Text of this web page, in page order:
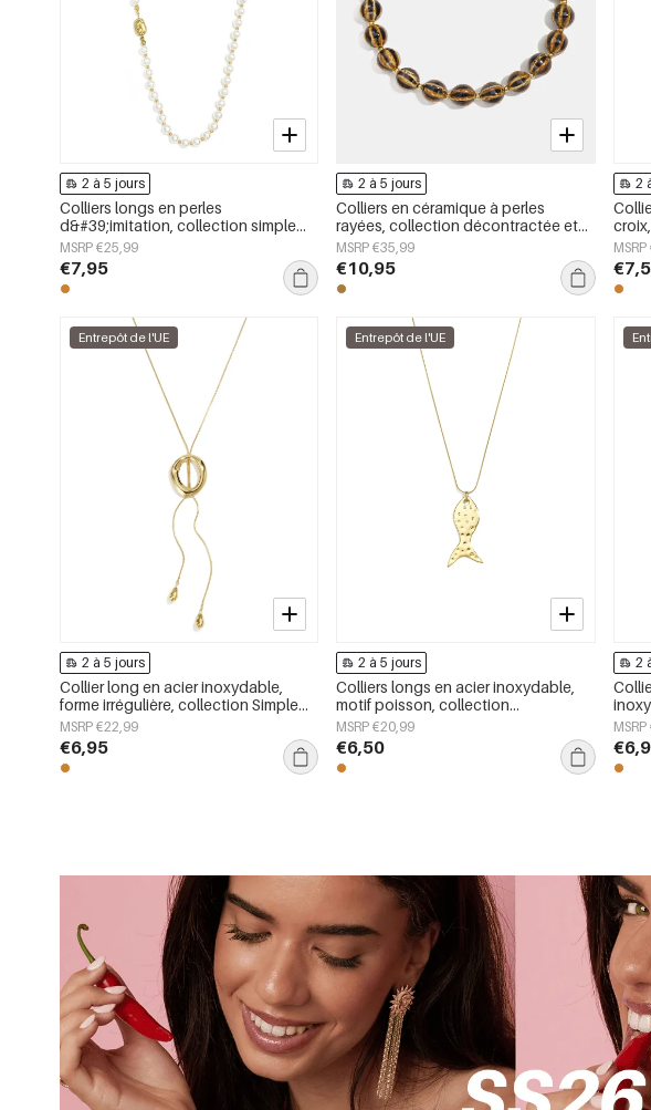
2 à 5 jours
Colliers longs en perles
d&#39;imitation, collection simple
pour femmes, bijoux du quotidien
MSRP €25,99
€7,95
2 à 5 jours
Colliers en céramique à perles
rayées, collection décontractée et
simple pour femmes
MSRP €35,99
€10,95
2
Entrepôt de l'UE
2 à 5 jours
Collier long en acier inoxydable,
forme irrégulière, collection Simple
Daily Simple, bijoux pour femmes
MSRP €22,99
€6,95
Entrepôt de l'UE
2 à 5 jours
Colliers longs en acier inoxydable,
motif poisson, collection
décontractée et simple pour femmes
MSRP €20,99
€6,50
2